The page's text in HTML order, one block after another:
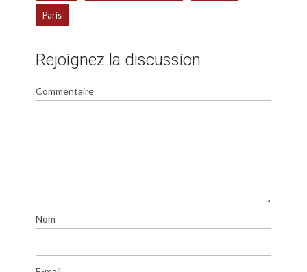
Paris
Rejoignez la discussion
Commentaire
Nom